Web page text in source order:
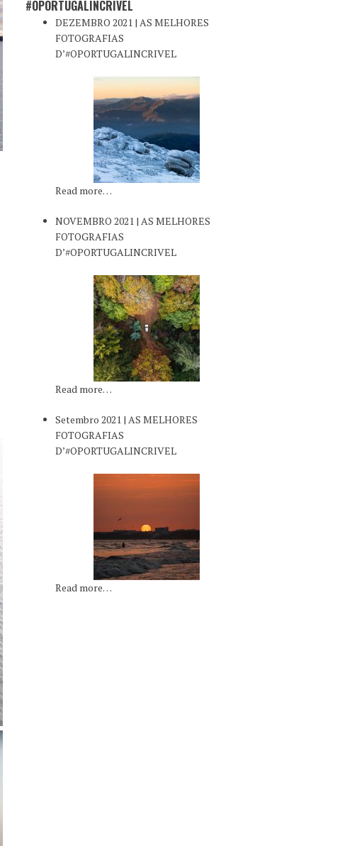
#OPORTUGALINCRIVEL
DEZEMBRO 2021 | AS MELHORES
FOTOGRAFIAS
D’#OPORTUGALINCRIVEL
Read more…
NOVEMBRO 2021 | AS MELHORES
FOTOGRAFIAS
D’#OPORTUGALINCRIVEL
Read more…
Setembro 2021 | AS MELHORES
FOTOGRAFIAS
D’#OPORTUGALINCRIVEL
Read more…